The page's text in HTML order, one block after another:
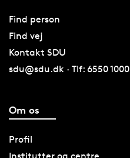
Find person
Find vej
Kontakt SDU
sdu@sdu.dk · Tlf: 6550 1000
Om os
Profil